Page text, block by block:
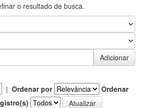
o resultado de busca.
| Ordenar por
Ordenar